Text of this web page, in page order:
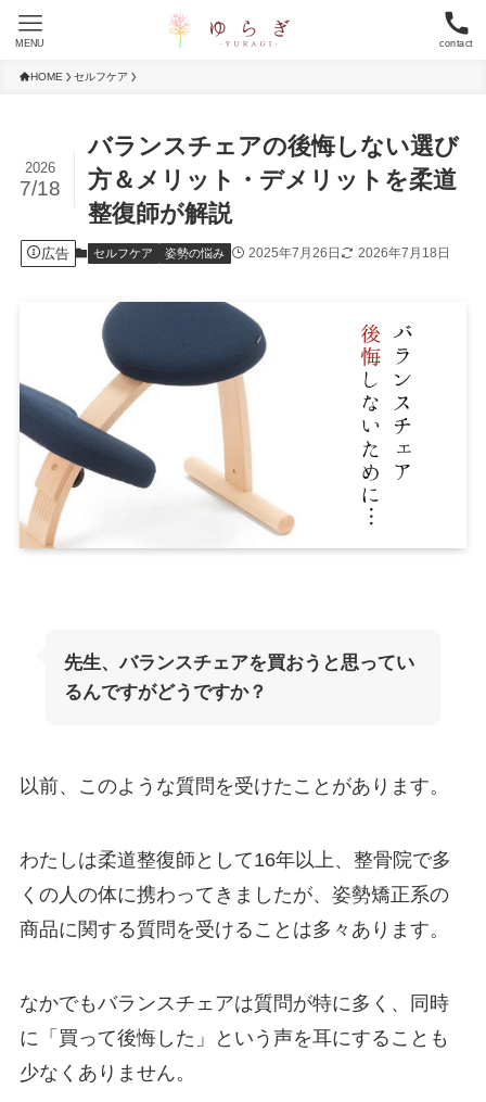
contact
MENU
HOME セルフケア
バランスチェアの後悔しない選び
方＆メリット・デメリットを柔道
整復師が解説
2026
7/18
広告 セルフケア 姿勢の悩み 2025年7月26日 2026年7月18日
先生、バランスチェアを買おうと思ってい
るんですがどうですか？
以前、このような質問を受けたことがあります。
わたしは柔道整復師として16年以上、整骨院で多
くの人の体に携わってきましたが、姿勢矯正系の
商品に関する質問を受けることは多々あります。
なかでもバランスチェアは質問が特に多く、同時
に「買って後悔した」という声を耳にすることも
少なくありません。